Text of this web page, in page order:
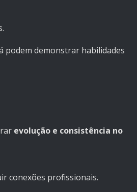
podem demonstrar habilidades
evolução e consistência no
conexões profissionais.